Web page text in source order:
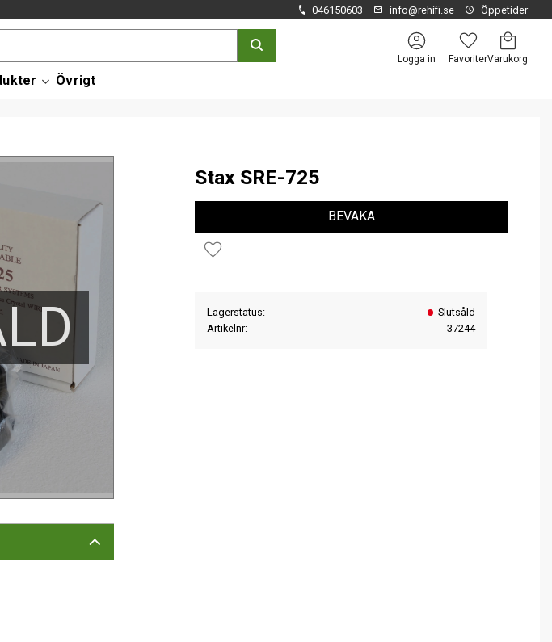
046150603 info@rehifi.se Öppetider
Logga in
Favoriter
Kundvagn
Övrigt
Stax SRE-725
Lägg till i favoriter
BEVAKA
Lagerstatus
Slutsåld
Artikelnr
37244